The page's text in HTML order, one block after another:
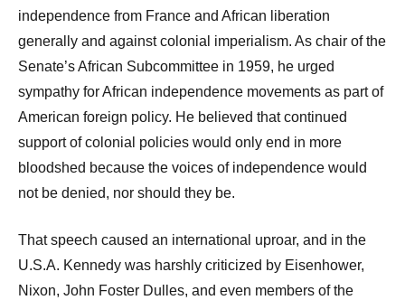
independence from France and African liberation
generally and against colonial imperialism. As chair of the
Senate’s African Subcommittee in 1959, he urged
sympathy for African independence movements as part of
American foreign policy. He believed that continued
support of colonial policies would only end in more
bloodshed because the voices of independence would
not be denied, nor should they be.
That speech caused an international uproar, and in the
U.S.A. Kennedy was harshly criticized by Eisenhower,
Nixon, John Foster Dulles, and even members of the